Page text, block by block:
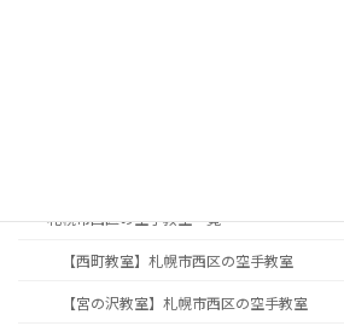
札幌市西区の空手教室一覧
【西町教室】札幌市西区の空手教室
【宮の沢教室】札幌市西区の空手教室